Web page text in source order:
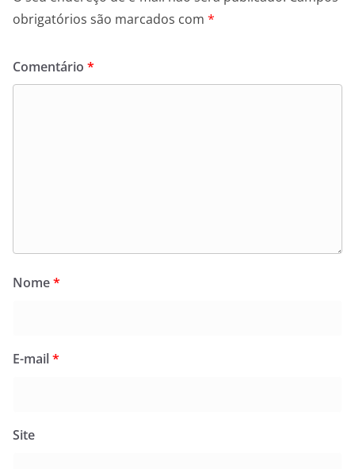
obrigatórios são marcados com *
Comentário *
Nome*
E-mail*
Site